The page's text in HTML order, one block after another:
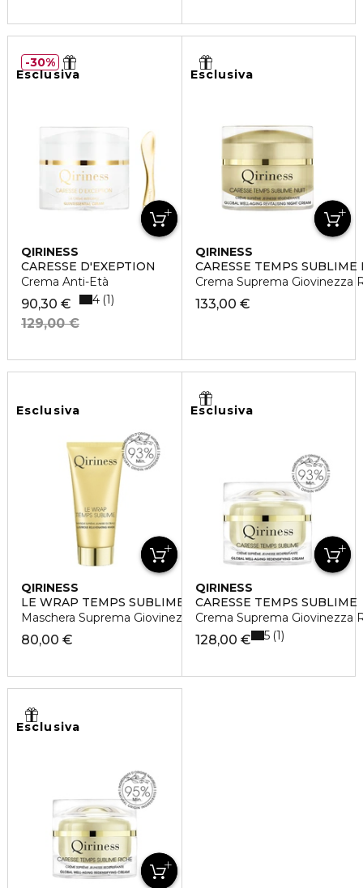
Esclusiva
QIRINESS
CARESSE D'EXEPTION
Crema Anti-Età
90,30 €
129,00 €
4 1
30%
Esclusiva
QIRINESS
CARESSE TEMPS SUBLIME
Crema Suprema Giovinezza
133,00 €
Esclusiva
QIRINESS
LE WRAP TEMPS SUBLIME
Maschera Suprema Giovinezza Globale
80,00 €
Esclusiva
QIRINESS
CARESSE TEMPS SUBLIME
Crema Suprema Giovinezza
128,00 € 5 1
Esclusiva